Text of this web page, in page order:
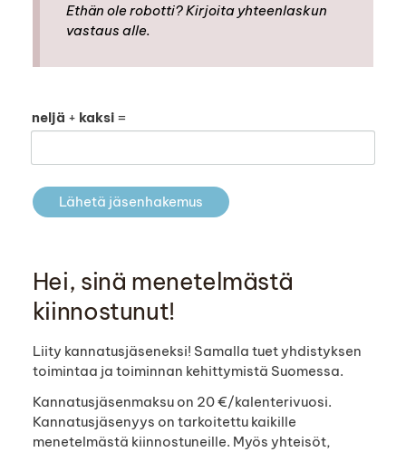
Ethän ole robotti? Kirjoita yhteenlaskun
vastaus alle.
neljä + kaksi =
Lähetä jäsenhakemus
Hei, sinä menetelmästä
kiinnostunut!
Liity kannatusjäseneksi! Samalla tuet yhdistyksen
toimintaa ja toiminnan kehittymistä Suomessa.
Kannatusjäsenmaksu on 20 €/kalenterivuosi.
Kannatusjäsenyys on tarkoitettu kaikille
menetelmästä kiinnostuneille. Myös yhteisöt,